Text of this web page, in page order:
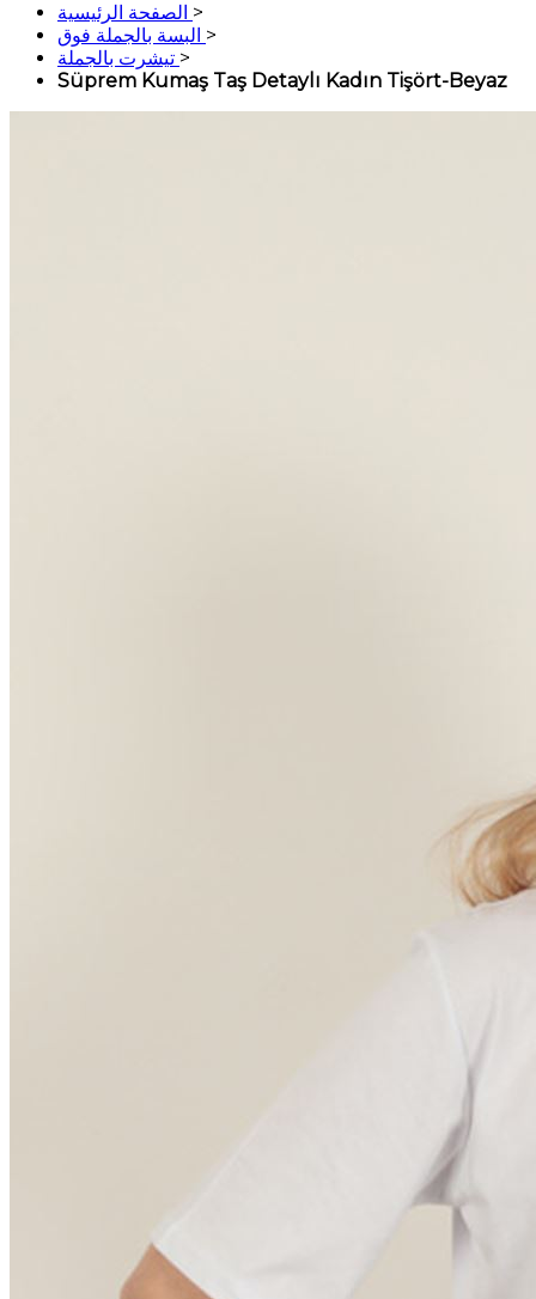
الصفحة الرئيسية >
البسة بالجملة فوق >
تيشرت بالجملة >
Süprem Kumaş Taş Detaylı Kadın Tişört-Beyaz